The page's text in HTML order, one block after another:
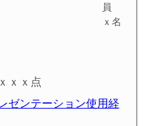
員
ｘ名
ｘｘ点
ゼンテーション使用経